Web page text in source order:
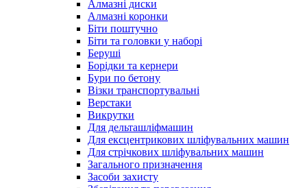
Алмазні диски
Алмазні коронки
Біти поштучно
Біти та головки у наборі
Беруші
Борідки та кернери
Бури по бетону
Візки транспортувальні
Верстаки
Викрутки
Для дельташліфмашин
Для ексцентрикових шліфувальних машин
Для стрічкових шліфувальних машин
Загального призначення
Засоби захисту